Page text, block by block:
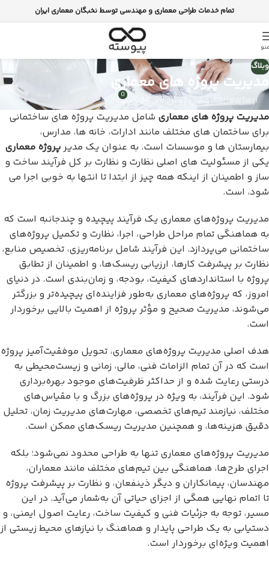
تمام خدمات طراحی معماری و مهندسی توسط نخبگان معماری ایران
وبلاگ
مدیریت پروژه های معماری
bariawbariروشن ژوئن 28, 2024 0
مدیریت پروژه های معماری شامل مدیریت پروژه های ساختمانی
برای ساختمان های مختلف مانند ادارات، خانه ها، مدارس،
بیمارستان ها و موسسات است. به عنوان یک مدیر پروژه معماری
یکی از مسئولیت های اصلی نظارت و نظارت بر کل فرآیند ساخت و
ساز و اطمینان از اینکه همه چیز از ابتدا تا انتها به خوبی اجرا می
شود، است.
مدیریت پروژه‌های معماری یک فرآیند پیچیده و چندجانبه است که
به هماهنگی تمام مراحل طراحی، اجرا، نظارت و تکمیل پروژه‌های
ساختمانی می‌پردازد. این فرآیند شامل برنامه‌ریزی، تخصیص منابع،
نظارت بر پیشرفت کارها، ارزیابی ریسک‌ها، و اطمینان از تطابق
پروژه با استانداردهای کیفیت، بودجه، و زمان‌بندی است. در دنیای
امروز، که پروژه‌های معماری به‌طور فزاینده‌ای پیچیده‌تر و بزرگتر
می‌شوند، مدیریت صحیح و مؤثر پروژه از اهمیت بالایی برخوردار
است.
هدف اصلی مدیریت پروژه‌های معماری، تحویل موفقیت‌آمیز پروژه
است که در آن تمام الزامات فنی، مالی، زمانی و زیست‌محیطی به
درستی رعایت شده و از حداکثر ظرفیت‌های موجود بهره‌برداری
شود. این فرآیند، به ویژه در پروژه‌های بزرگ و با مقیاس‌های
مختلف، نیازمند تیم‌های تخصصی، مهارت‌های مدیریت زمان، تحلیل
دقیق هزینه‌ها، و همچنین مدیریت ریسک‌های ممکن است.
مدیریت پروژه‌های معماری تنها به طراحی محدود نمی‌شود؛ بلکه
اجرای طرح‌ها، هماهنگی بین تیم‌های مختلف مانند معماران،
مهندسان، پیمانکاران و دیگر ذینفعان، و نظارت بر پیشرفت پروژه
تا اتمام نهایی همگی از اجزای حیاتی آن به‌شمار می‌آید. در این
مسیر، توجه به جزئیات فنی و کیفیت ساخت، رعایت اصول ایمنی، و
دستیابی به یک طراحی پایدار و هماهنگ با نیازهای محیط زیستی از
اهمیت ویژه‌ای برخوردار است.